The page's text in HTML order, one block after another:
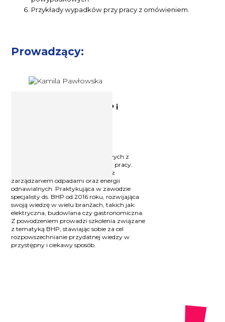
Przykłady wypadków przy pracy z omówieniem.
Prowadzący:
Starszy specjalista ds. BHP i
absolwentka studiów podyplomowych z
dziedziny bezpieczeństwa i higieny pracy.
Entuzjastka nowinek związanych z
zarządzaniem odpadami oraz energii
odnawialnych. Praktykująca w zawodzie
specjalisty ds. BHP od 2016 roku, rozwijająca
swoją wiedzę w wielu branżach, takich jak:
elektryczna, budowlana czy gastronomiczna.
Z powodzeniem prowadzi szkolenia związane
z tematyką BHP, stawiając sobie za cel
rozpowszechnianie przydatnej wiedzy w
przystępny i ciekawy sposób.